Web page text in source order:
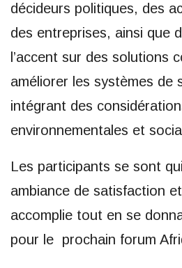
décideurs politiques, des
des entreprises, ainsi que
l’accent sur des solutions
améliorer les systèmes de
intégrant des
environnementales et
Les participants se sont
ambiance de satisfaction
accomplie tout en se
pour le prochain forum